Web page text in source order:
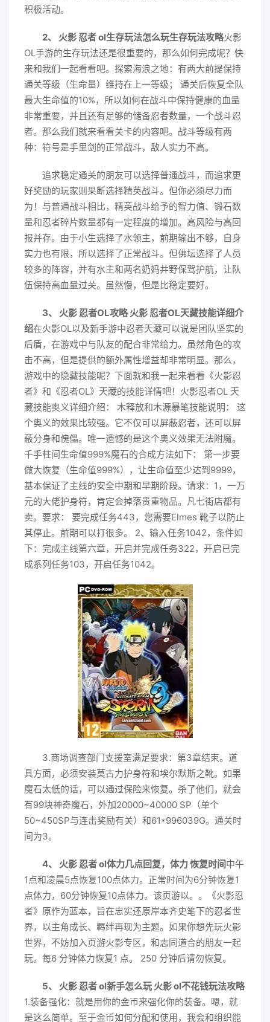
积极活动。
2、 火影 忍者 ol生存玩法怎么玩生存玩法攻略火影
OL手游的生存玩法还是很重要的，那么如何完成呢？快
来和我们一起看看吧。探索海浪之地：有两大前提保持
通关等级（生命量）维持在上一等级； 通关后恢复全队
最大生命值的10%，所以如何在战斗中保持健康的血量
非常重要，并且还有足够的储备忍者数量，一个战斗忍
者。那么我们就来看看关卡的内容吧。战斗等级有两
种：符号是手里剑的正常战斗，敌人实力不高。
追求稳定通关的朋友可以选择普通战斗，而追求更
好奖励的玩家则果断选择精英战斗。但你必须尽力而
为！与普通战斗相比，精英战斗给予的智力值、锻石数
量和忍者碎片数量都有一定程度的增加。高风险与高回
报并存。由于小生选择了水领主，前期输出不够，自身
实力也有限，所以选择了正常战斗。但佛坛选择了人员
较多的阵容，并有水主和两名奶妈井野保驾护航，让队
伍保持高血量过关。虽然慢，但是比稳定要好。
3、 火影 忍者OL攻略 火影 忍者OL天藏技能详细介
绍在火影OL以及新手游中忍者天藏可以说是团队坚实的
后盾，在游戏中与队友的配合非常给力。虽然角色的攻
击不高，但是提供的额外属性增益却非常明显。那么，
游戏中的隐藏技能呢？下面就和我一起来看看《火影忍
者》和《忍者OL》天藏的技能详情吧！火影忍者OL 天
藏技能奥义详细介绍： 木释放和木源暴笔技能说明： 这
个奥义的效果比较强。它不仅可以屏蔽忍者，还可以屏
蔽分身和傀儡。唯一遗憾的是这个奥义效果无法附魔。
千手柱间生命值999%魔石的合成方法如下： 第一步要
做大恢复（生命值999%），让生命值至少达到9999，
基本保证了主线的安全中期和早期阶段。请求：1，一万
元的大佬护身符，肯定会掉落贵重物品。凡七街店都有
卖。要求： 要完成任务443，您需要Elmes 靴子以防止
其停止。前期可以打很多。 2、输入任务1042，条件如
下：完成主线第六章，开启并完成任务322，开启已完
成系列任务103，开启任务1042。
3.商场调查部门支援室满足要求：第3章结束。道
具方面，必须安装莫古力护身符和埃尔默斯之靴。如果
魔石太低的话，可以通过保险来恢复。杀了他们，就会
有99块神奇魔石，外加20000~40000 SP（单个
50~450SP与连击奖励有关）和61*996039G。通关时
间为3。
4、 火影 忍者 ol体力几点回复，体力 恢复时间中午
1点和凌晨5点恢复100点体力。正常时间为6分钟恢复1
点体力，60分钟恢复10点体力。该页游以。。《火影忍
者》原作为蓝本，旨在忠实还原岸本齐史笔下的忍者世
界，以主角成长、羁绊再现为主题。如果你想先玩火影
世界，不妨加入页游火影专区，和志同道合的朋友一起
玩。每6 分钟体力恢复1 点。 250 分钟后请勿恢复。
5、 火影 忍者 ol新手怎么玩 火影 ol不花钱玩法攻略
1.装备强化：就是用你的金币来强化你的装备。嗯，就
是这么简单。至于金币如何分配和使用，我会和组织能